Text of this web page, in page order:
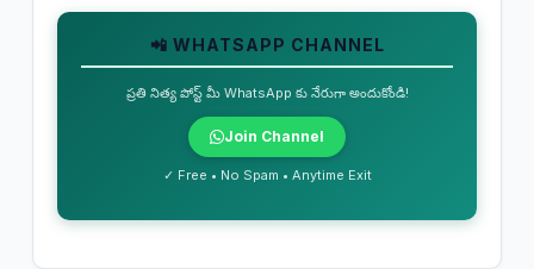
📲 WHATSAPP CHANNEL
ప్రతి నిత్య పోస్ట్ మీ WhatsApp కు నేరుగా అందుకోండి!
Join Channel
✓ Free • No Spam • Anytime Exit